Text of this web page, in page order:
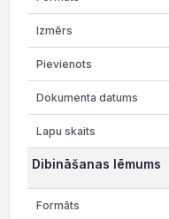
Dibināšanas lēmums